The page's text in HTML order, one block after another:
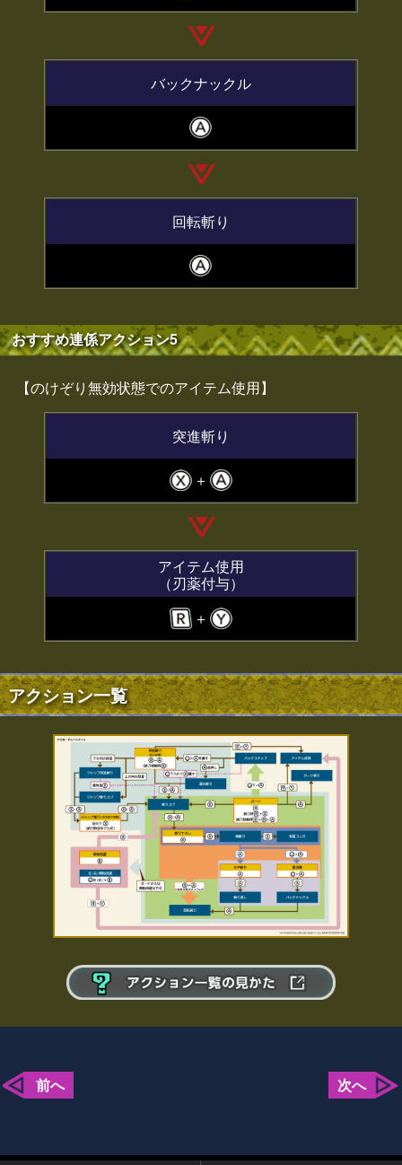
バックナックル
回転斬り
おすすめ連係アクション5
【のけぞり無効状態でのアイテム使用】
突進斬り
＋
アイテム使用
（刃薬付与）
＋
アクション一覧
前へ 次へ